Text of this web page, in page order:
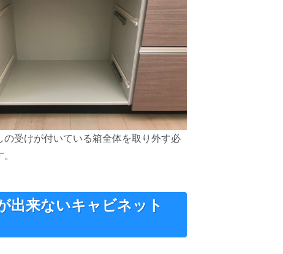
の受けが付いている箱全体を取り外す必
出来ないキャビネット